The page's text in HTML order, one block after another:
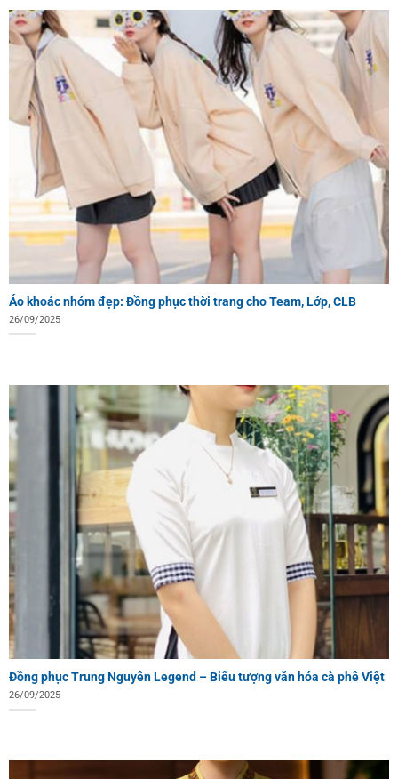
Áo khoác nhóm đẹp: Đồng phục thời trang cho Team, Lớp, CLB
26/09/2025
Đồng phục Trung Nguyên Legend – Biểu tượng văn hóa cà phê Việt
26/09/2025